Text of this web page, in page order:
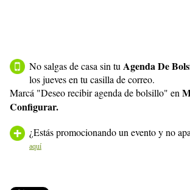
No salgas de casa sin tu Agenda De
los jueves en tu casilla de correo.
Marcá "Deseo recibir agenda de bolsillo" en
Configurar.
¿Estás promocionando un evento y no
aquí